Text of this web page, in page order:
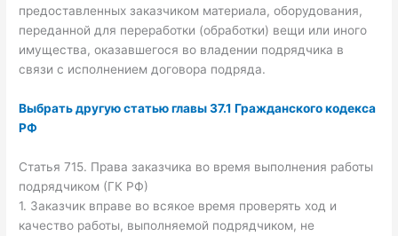
предоставленных заказчиком материала, оборудования,
переданной для переработки (обработки) вещи или иного
имущества, оказавшегося во владении подрядчика в
связи с исполнением договора подряда.
Выбрать другую статью главы 37.1 Гражданского кодекса
РФ
Статья 715. Права заказчика во время выполнения работы
подрядчиком (ГК РФ)
1. Заказчик вправе во всякое время проверять ход и
качество работы, выполняемой подрядчиком, не